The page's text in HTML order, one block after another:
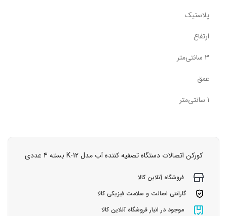
پلاستیک
ارتفاع
3 سانتی‌متر
عمق
1 سانتی‌متر
کورکن اتصالات دستگاه تصفیه کننده آب مدل K-12 بسته 4 عددی
فروشگاه آنلاین کالا
گارانتی اصالت و سلامت فیزیکی کالا
موجود در انبار فروشگاه آنلاین کالا